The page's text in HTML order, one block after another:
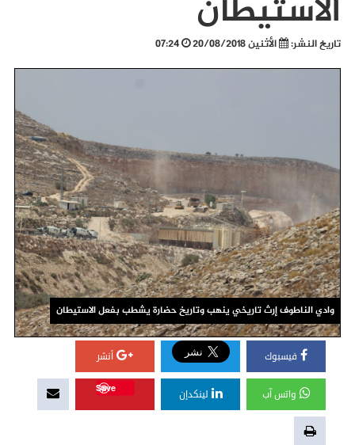
الاستيطان
تاريخ النشر: الأثنين 20/08/2018
وادي الناطوف إرث تاريخي ينهب وتاريخ حضارة يشطب بفعل الاستيطان
فيسبوك أنشر
واتس آب لينكدإن
Save